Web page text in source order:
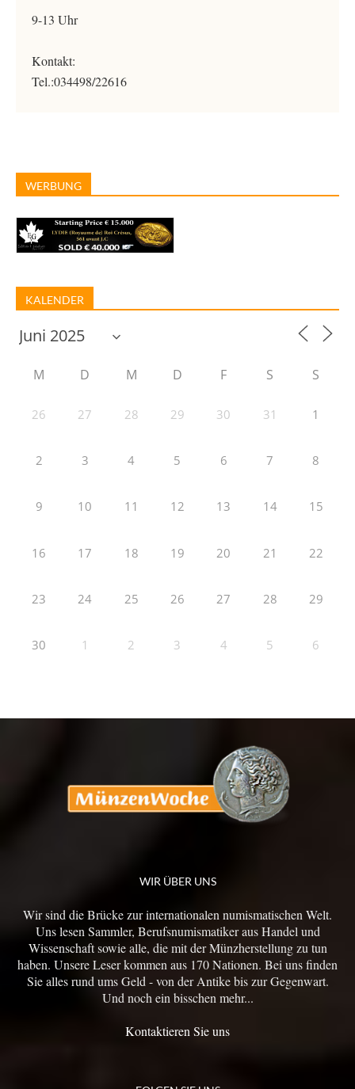
9-13 Uhr
Kontakt:
Tel.:034498/22616
WERBUNG
KALENDER
M D M D F S S
26 27 28 29 30 31 1
2 3 4 5 6 7 8
9 10 11 12 13 14 15
16 17 18 19 20 21 22
23 24 25 26 27 28 29
30 1 2 3 4 5 6
WIR ÜBER UNS
Wir sind die Brücke zur internationalen numismatischen Welt.
Uns lesen Sammler, Berufsnumismatiker aus Handel und
Wissenschaft sowie alle, die mit der Münzherstellung zu tun
haben. Unsere Leser kommen aus 170 Nationen. Bei uns finden
Sie alles rund ums Geld - von der Antike bis zur Gegenwart.
Und noch ein bisschen mehr...
Kontaktieren Sie uns